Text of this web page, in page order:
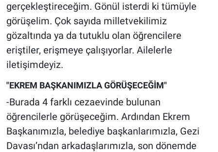
gerçekleştireceğim. Gönül isterdi ki tümüyle
görüşelim. Çok sayıda milletvekilimiz
gözaltında ya da tutuklu olan öğrencilere
eriştiler, erişmeye çalışıyorlar. Ailelerle
iletişimdeyiz.
"EKREM BAŞKANIMIZLA GÖRÜŞECEĞİM"
-Burada 4 farklı cezaevinde bulunan
öğrencilerle görüşeceğim. Ardından Ekrem
Başkanımızla, belediye başkanlarımızla, Gezi
Davası’ndan arkadaşlarımızla, son dönemde
Popüler
Programlar
Sağlık
Spor
Türkiye'nin Geleceği